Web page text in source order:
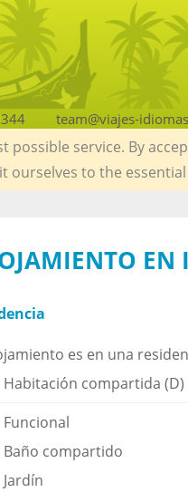
team@viajes-
possible service. By
to the essential
EN
es en una
Habitación compartida (D)
Funcional
Baño compartido
Jardín